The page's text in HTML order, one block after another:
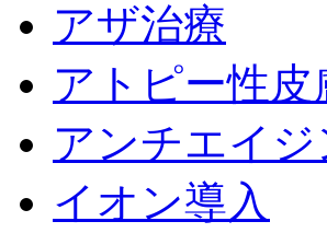
アザ治療
アトピー性皮
アンチエイ
イオン導入